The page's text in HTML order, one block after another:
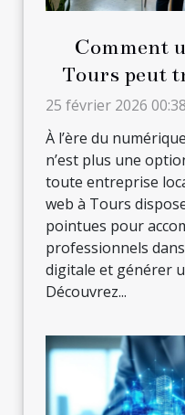
Comment
Tours peut
25 février 2026 00:38
À l’ère du
n’est plus une
toute entreprise
web à Tours
pointues pour
professionnels
digitale et générer
Découvrez...